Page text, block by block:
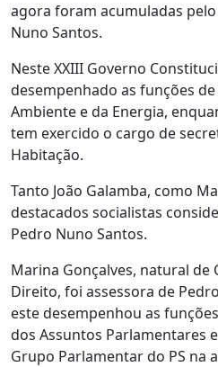
agora foram acumuladas
Nuno Santos.
Neste XXIII Governo
desempenhado as funções
Ambiente e da Energia,
tem exercido o cargo de
Habitação.
Tanto João Galamba, como
destacados socialistas
Pedro Nuno Santos.
Marina Gonçalves, natural de
Direito, foi assessora de
este desempenhou as
dos Assuntos Parlamentares
Grupo Parlamentar do PS na